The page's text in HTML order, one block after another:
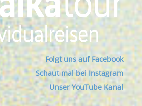
Folgt uns auf Facebook
Schaut mal bei Instagram
Unser YouTube Kanal